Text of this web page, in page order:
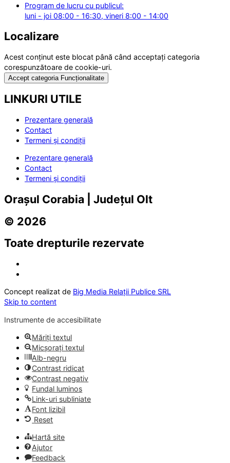
Program de lucru cu publicul:
luni - joi 08:00 - 16:30, vineri 8:00 - 14:00
Localizare
Acest conținut este blocat până când acceptați categoria
corespunzătoare de cookie-uri.
Accept categoria Funcționalitate
LINKURI UTILE
Prezentare generală
Contact
Termeni și condiții
Prezentare generală
Contact
Termeni și condiții
Orașul Corabia | Județul Olt
© 2026
Toate drepturile rezervate
Concept realizat de Big Media Relații Publice SRL
Skip to content
Instrumente de accesibilitate
Măriți textul
Micșorați textul
Alb-negru
Contrast ridicat
Contrast negativ
Fundal luminos
Link-uri subliniate
Font lizibil
Reset
Hartă site
Ajutor
Feedback